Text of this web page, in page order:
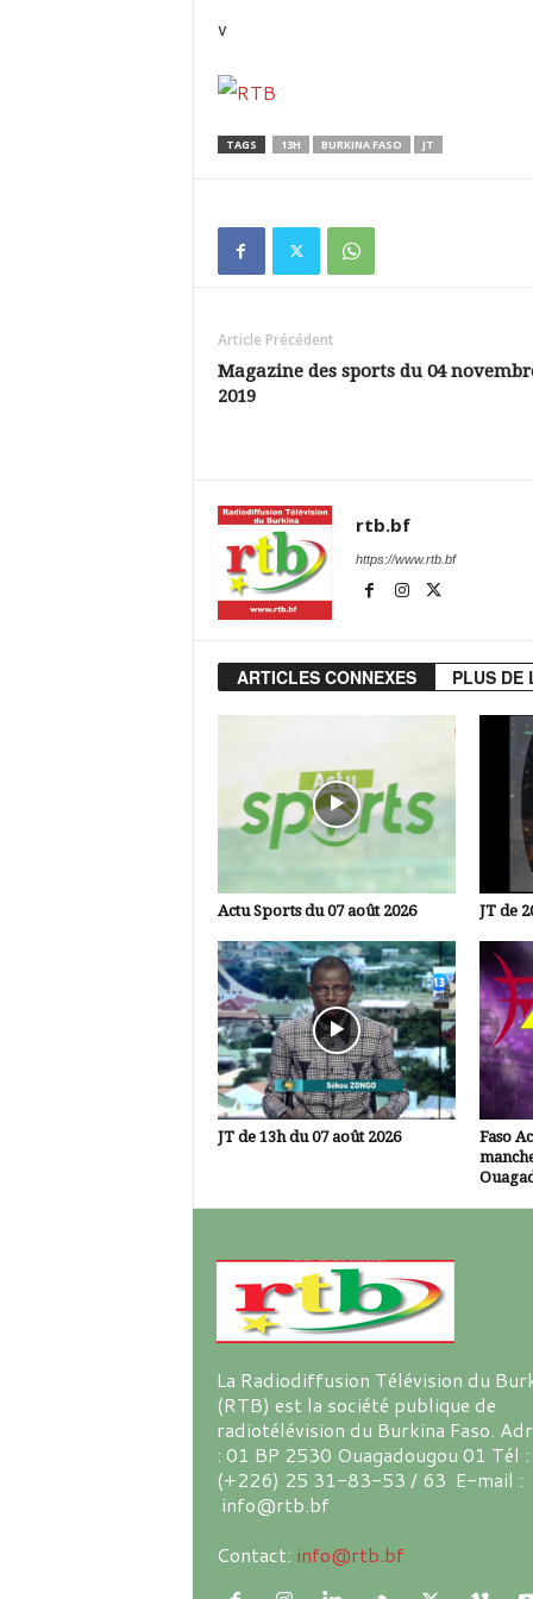
v
TAGS 13H BURKINA FASO JT
Article Précédent
Magazine des sports du 04
2019
rtb.bf
https://www.rtb.bf
ARTICLES CONNEXES PLUS DE
Actu Sports du 07 août 2026 JT de
JT de 13h du 07 août 2026
Faso
La Radiodiffusion Télévision du
(RTB) est la société publique de
radiotélévision du Burkina Faso.
: 01 BP 2530 Ouagadougou 01 Tél :
(+226) 25 31-83-53 / 63 E-mail :
info@rtb.bf
Contact: info@rtb.bf